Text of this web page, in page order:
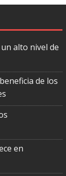
alto nivel de
de los
en